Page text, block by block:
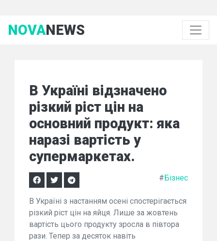
NOVANEWS
В Україні відзначено
різкий ріст цін на
основний продукт: яка
наразі вартість у
супермаркетах.
#Бізнес
В Україні з настанням осені спостерігається
різкий ріст цін на яйця. Лише за жовтень
вартість цього продукту зросла в півтора
рази. Тепер за десяток навіть